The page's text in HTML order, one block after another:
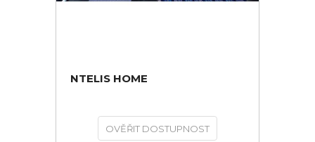
NTELIS HOME
OVĚŘIT DOSTUPNOST